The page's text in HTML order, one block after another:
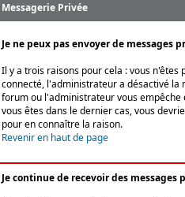
Messagerie Privée
Je ne peux pas envoyer de messages
Il y a trois raisons pour cela : vous
connecté, l'administrateur a désactivé
forum ou l'administrateur vous empêche
vous êtes dans le dernier cas, vous
pour en connaître la raison.
Revenir en haut de page
Je continue de recevoir des messages